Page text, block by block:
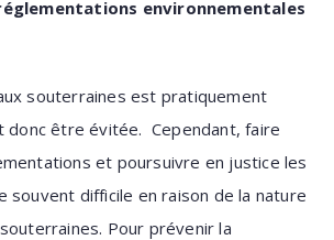
environnementales
souterraines est pratiquement
être évitée. Cependant, faire
et poursuivre en justice les
souvent difficile en raison de la nature
Pour prévenir la